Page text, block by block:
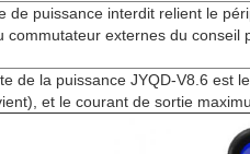
de puissance interdit relient le
commutateur externes du conseil
de la puissance JYQD-V8.6 est
et le courant de sortie